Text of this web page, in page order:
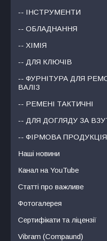
-- ІНСТРУМЕНТИ
-- ОБЛАДНАННЯ
-- ХІМІЯ
-- ДЛЯ КЛЮЧІВ
-- ФУРНІТУРА ДЛЯ
ВАЛІЗ
-- РЕМЕНІ ТАКТИЧНІ
-- ДЛЯ ДОГЛЯДУ ЗА
-- ФІРМОВА ПРОДУКЦІЯ
Наші новини
Канал на YouTube
Статті про важливе
Фотогалерея
Сертифікати та ліцензії
Vibram (Compaund)